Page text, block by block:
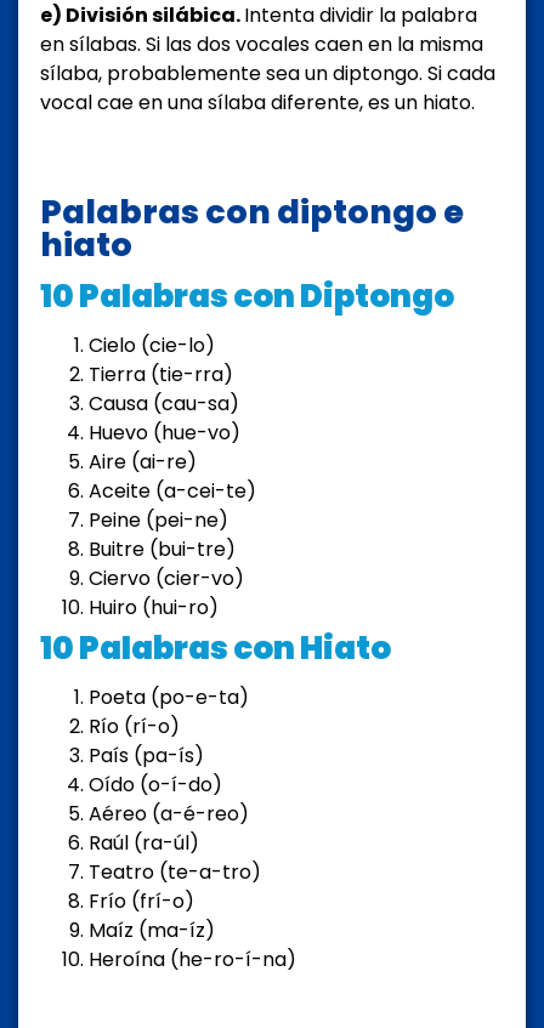
e) División silábica.Intenta dividir la palabra
en sílabas. Si las dos vocales caen en la misma
sílaba, probablemente sea un diptongo. Si cada
vocal cae en una sílaba diferente, es un hiato.
Palabras con diptongo e
hiato
10 Palabras con Diptongo
Cielo (cie-lo)
Tierra (tie-rra)
Causa (cau-sa)
Huevo (hue-vo)
Aire (ai-re)
Aceite (a-cei-te)
Peine (pei-ne)
Buitre (bui-tre)
Ciervo (cier-vo)
Huiro (hui-ro)
10 Palabras con Hiato
Poeta (po-e-ta)
Río (rí-o)
País (pa-ís)
Oído (o-í-do)
Aéreo (a-é-reo)
Raúl (ra-úl)
Teatro (te-a-tro)
Frío (frí-o)
Maíz (ma-íz)
Heroína (he-ro-í-na)